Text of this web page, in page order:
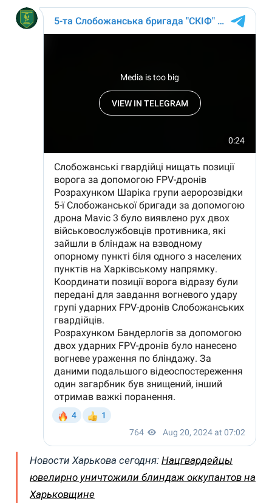
Новости Харькова сегодня: Нацгвардейцы
ювелирно уничтожили блиндаж оккупантов на
Харьковщине